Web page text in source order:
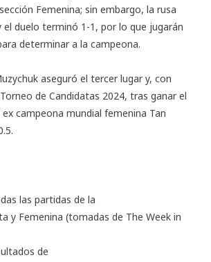
Femenina; sin embargo, la rusa
el duelo terminó 1-1, por lo que jugarán
determinar a la campeona.
aseguró el tercer lugar y, con
de Candidatas 2024, tras ganar el
campeona mundial femenina Tan
las partidas de la
y Femenina (tomadas de The Week in
de